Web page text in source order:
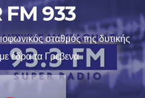
FM 933
σταθμός της δυτικής
έδρα τα Γρεβενα